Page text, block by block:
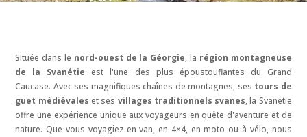
Située dans le nord-ouest de la Géorgie, la région montagneuse
de la Svanétie est l'une des plus époustouflantes du Grand
Caucase. Avec ses magnifiques chaînes de montagnes, ses tours de
guet médiévales et ses villages traditionnels svanes, la Svanétie
offre une expérience unique aux voyageurs en quête d'aventure et de
nature. Que vous voyagiez en van, en 4×4, en moto ou à vélo, nous